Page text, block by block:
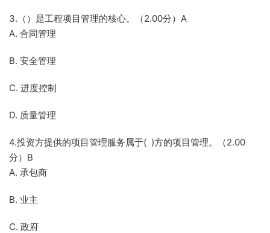
3.（）是工程项目管理的核心。（2.00分）A
A. 合同管理
B. 安全管理
C. 进度控制
D. 质量管理
4.投资方提供的项目管理服务属于( )方的项目管理。（2.00
分）B
A. 承包商
B. 业主
C. 政府